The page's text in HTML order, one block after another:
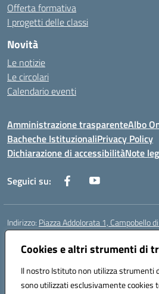
Cookies e altri strumenti di
Il nostro Istituto non utilizza strumenti
sono utilizzati esclusivamente cookies
Offerta formativa
I progetti delle classi
Novità
Le notizie
Le circolari
Calendario eventi
Amministrazione trasparenteAlbo
Bacheche IstituzionaliPrivacy Policy
Dichiarazione di accessibilitàNote
Seguici su:
Indirizzo: Piazza Addolorata 1, Campobello
Centralino:
Posta elettronica certificata (PEC):
Codice fiscale: 81000910810
Codice meccanografico:TPIC81800E